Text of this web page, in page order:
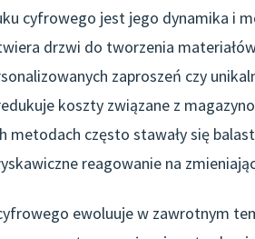
cyfrowego jest jego dynamika i
drzwi do tworzenia
zaproszeń czy
koszty związane z
metodach często stawały się
reagowanie na
ewoluuje w zawrotnym